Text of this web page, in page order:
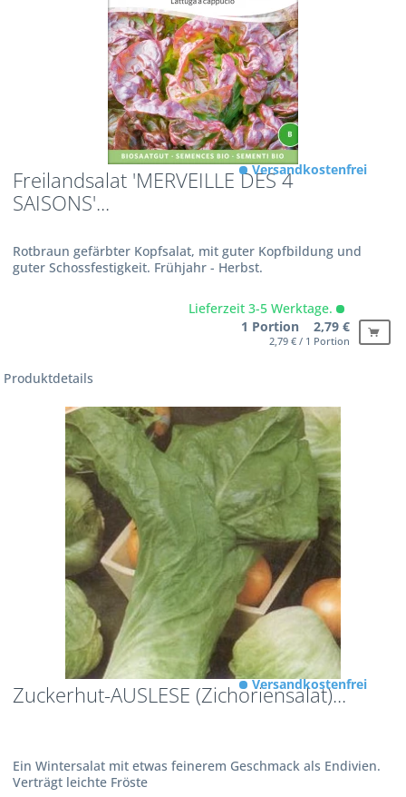
Freilandsalat 'MERVEILLE DES 4
SAISONS'...
Rotbraun gefärbter Kopfsalat, mit guter Kopfbildung und
guter Schossfestigkeit. Frühjahr - Herbst.
Versandkostenfrei
Lieferzeit 3-5 Werktage.
1 Portion 2,79 €
2,79 € / 1 Portion
Produktdetails
Zuckerhut-AUSLESE (Zichoriensalat)...
Ein Wintersalat mit etwas feinerem Geschmack als Endivien.
Verträgt leichte Fröste
Versandkostenfrei